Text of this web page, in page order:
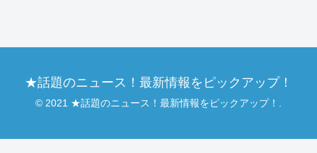
★話題のニュース！最新情報をピックアップ！
© 2021 ★話題のニュース！最新情報をピックアップ！.